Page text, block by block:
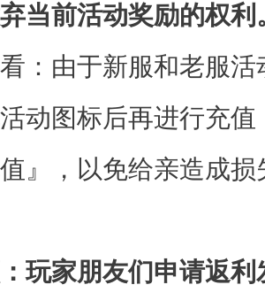
当前活动奖励的权利
：由于新服和老服
动图标后再进行充
值』，以免给亲造成
玩家朋友们申请返